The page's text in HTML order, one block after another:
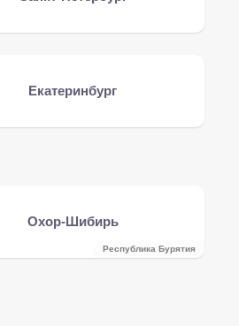
Екатеринбург
Охор-Шибирь
Республика Бурятия